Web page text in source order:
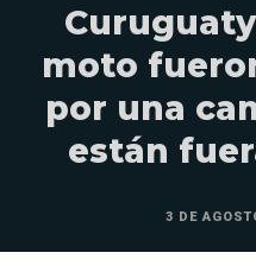
moto
por una
están
3 DE